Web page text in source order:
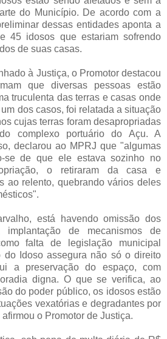
do Município. De acordo com a
dessas entidades aponta a
45 idosos que estariam sofrendo
de suas casas.
à Justiça, o Promotor destacou
que diversas pessoas estão
truculenta das terras e casas onde
dos casos, foi relatada a situação
cujas terras foram desapropriadas
complexo portuário do Açu. A
declarou ao MPRJ que "algumas
se de que ele estava sozinho no
o retiraram da casa e
ao relento, quebrando vários deles
está havendo omissão dos
implantação de mecanismos de
falta de legislação municipal
do Idoso assegura não só o direito
a preservação do espaço, com
digna. O que se verifica, ao
do poder público, os idosos estão
vexatórias e degradantes por
o Promotor de Justiça.